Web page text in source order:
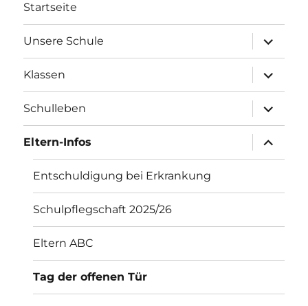
Startseite
Unsere Schule
öffnen
Klassen
öffnen
Schulleben
öffnen
Eltern-Infos
öffnen
Entschuldigung bei Erkrankung
Schulpflegschaft 2025/26
Eltern ABC
Tag der offenen Tür